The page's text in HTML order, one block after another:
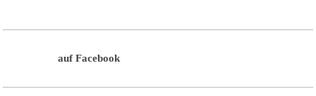
auf Facebook